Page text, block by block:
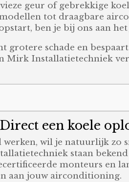
geur of gebrekkige
tot draagbare
ben je bij ons aan het
schade en
Mirk Installatietechniek
een koele
wil je natuurlijk zo
staan
monteurs en
aan jouw airconditioning.